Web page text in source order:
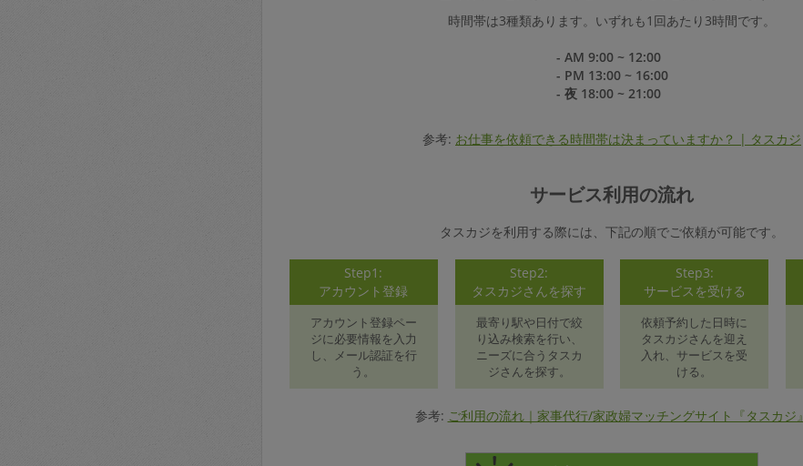
時間帯は3種類あります。いずれも1回あたり3時間です。
- AM 9:00 ~ 12:00
- PM 13:00 ~ 16:00
- 夜 18:00 ~ 21:00
参考: お仕事を依頼できる時間帯は決まっていますか？ | タスカジ
サービス利用の流れ
タスカジを利用する際には、下記の順でご依頼が可能です。
Step1:
アカウント登録
アカウント登録ペー
ジに必要情報を入力
し、メール認証を行
う。
Step2:
タスカジさんを探す
最寄り駅や日付で絞
り込み検索を行い、
ニーズに合うタスカ
ジさんを探す。
Step3:
サービスを受ける
依頼予約した日時に
タスカジさんを迎え
入れ、サービスを受
ける。
参考: ご利用の流れ｜家事代行/家政婦マッチングサイト『タスカジ』